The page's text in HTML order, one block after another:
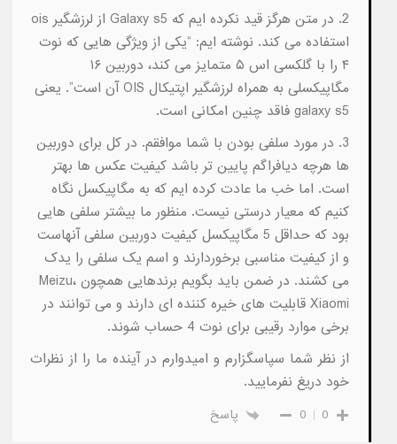
2. در متن هرگز قید نکرده ایم که Galaxy s5 از لرزشگیر ois
استفاده می کند. نوشته ایم: “یکی از ویژگی هایی که نوت
۴ را با گلکسی اس ۵ متمایز می کند، دوربین ۱۶
مگاپیکسلی به همراه لرزشگیر اپتیکال OIS آن است”. یعنی
galaxy s5 فاقد چنین امکانی است.
3. در مورد سلفی بودن با شما موافقم. در کل برای دوربین
ها هرچه دیافراگم پایین تر باشد کیفیت عکس ها بهتر
است. اما خب ما عادت کرده ایم که به مگاپیکسل نگاه
کنیم که معیار درستی نیست. منظور ما بیشتر سلفی هایی
بود که حداقل 5 مگاپیکسل کیفیت دوربین سلفی آنهاست
و از کیفیت مناسبی برخوردارند و اسم یک سلفی را یدک
می کشند. در ضمن باید بگویم برندهایی همچون Meizu،
Xiaomi قابلیت های خیره کننده ای دارند و می توانند در
برخی موارد رقیبی برای نوت 4 حساب شوند.
از نظر شما سپاسگزارم و امیدوارم در آینده ما را از نظرات
خود دریغ نفرمایید.
0
0 پاسخ